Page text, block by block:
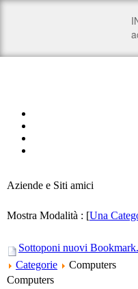
Aziende e Siti amici
Mostra Modalità : [Una
Sottoponi nuovi
Categorie
Computers
Computers